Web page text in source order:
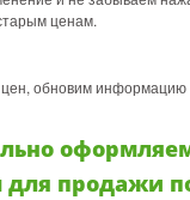
ценам.
обновим информацию
для продажи